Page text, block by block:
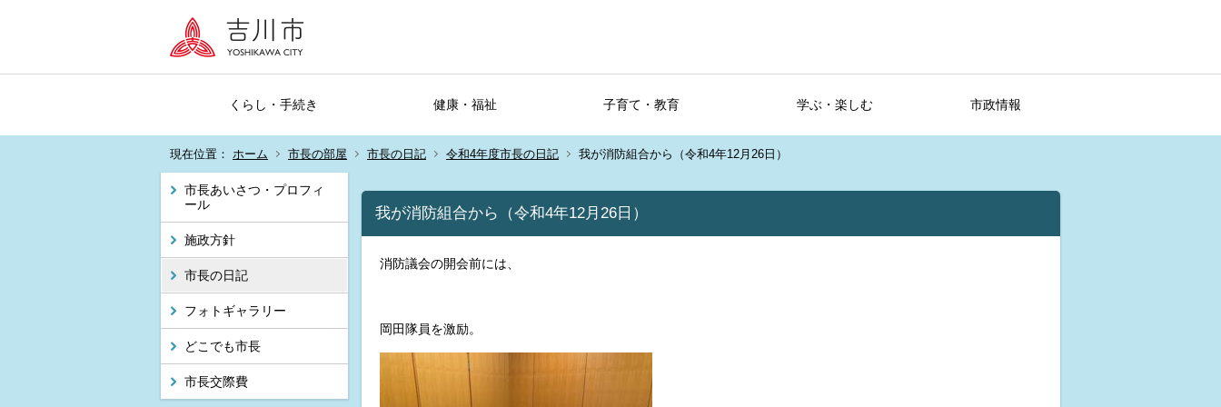
くらし・手続き 健康・福祉 子育て・教育 学ぶ・楽しむ 市政情報
現在位置： ホーム 市長の部屋 市長の日記 令和4年度市長の日記 我が消防組合から（令和4年12月26日）
市長あいさつ・プロフィ
ール
施政方針
市長の日記
フォトギャラリー
どこでも市長
市長交際費
我が消防組合から（令和4年12月26日）
消防議会の開会前には、
岡田隊員を激励。